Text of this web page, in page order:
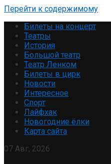
Перейти к содержимому
Билеты на концерт
Театры
История
Большой театр
Театр Ленком
Билеты в цирк
Новости
Интересное
Спорт
Лайфхак
Новогодние ёлки
Карта сайта
07 Авг, 2026